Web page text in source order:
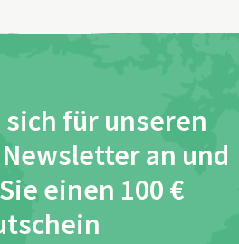
sich für unseren
an und
einen 100 €